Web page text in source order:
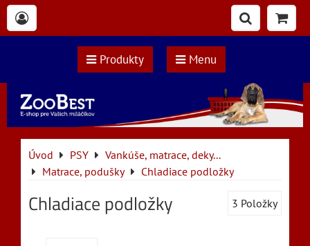
Produkty Menu
Úvod PSY
Vankúše, matrace, deky...
Matrace, podušky
Chladiace podložky
Chladiace podložky 3 Položky